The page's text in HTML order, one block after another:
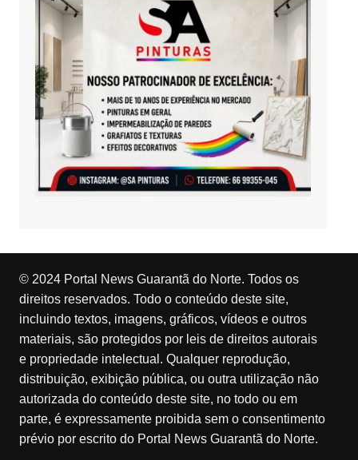
© 2024 Portal News Guarantã do Norte. Todos os
direitos reservados. Todo o conteúdo deste site,
incluindo textos, imagens, gráficos, vídeos e outros
materiais, são protegidos por leis de direitos autorais
e propriedade intelectual. Qualquer reprodução,
distribuição, exibição pública, ou outra utilização não
autorizada do conteúdo deste site, no todo ou em
parte, é expressamente proibida sem o consentimento
prévio por escrito do Portal News Guarantã do Norte.